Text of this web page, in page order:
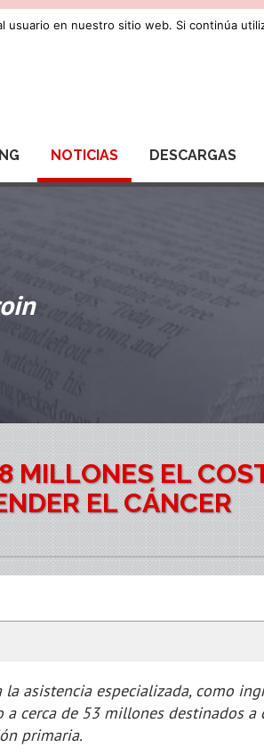
NOTICIAS DESCARGAS
MILLONES EL
EL CÁNCER
asistencia especializada, como
cerca de 53 millones destinados a
primaria.
usuario en nuestro sitio web. Si continúa